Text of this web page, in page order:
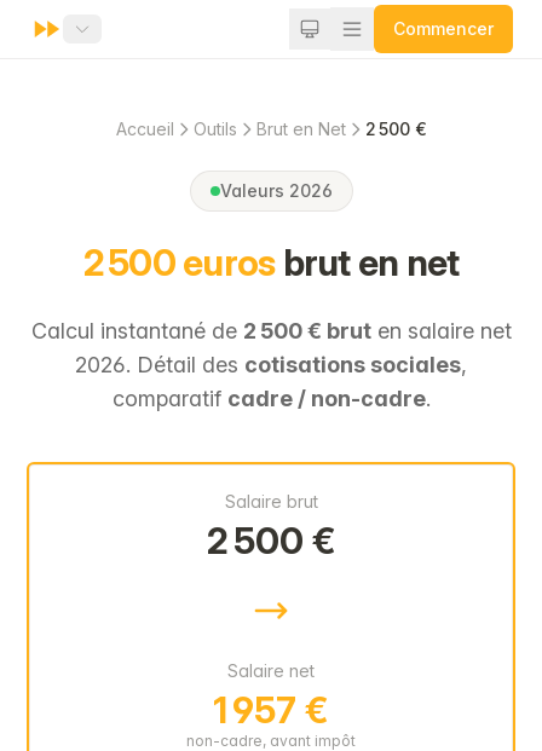
Commencer
Accueil Outils Brut en Net 2 500 €
Valeurs 2026
2 500 eurosbrut en net
Calcul instantané de 2 500 € bruten salaire net
2026. Détail des cotisations sociales,
comparatif cadre / non-cadre.
Salaire brut
2 500 €
Salaire net
1 957 €
non-cadre, avant impôt